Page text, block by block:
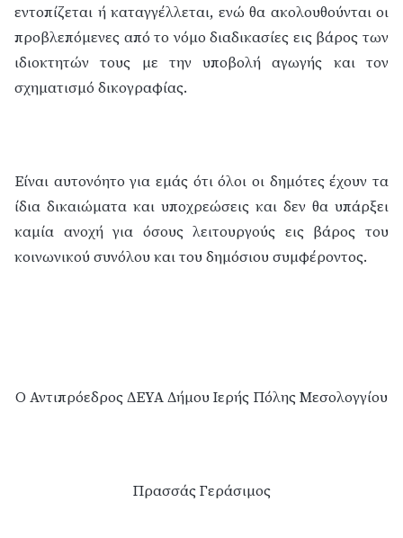
εντοπίζεται ή καταγγέλλεται, ενώ θα ακολουθούνται οι
προβλεπόμενες από το νόμο διαδικασίες εις βάρος των
ιδιοκτητών τους με την υποβολή αγωγής και τον
σχηματισμό δικογραφίας.
Είναι αυτονόητο για εμάς ότι όλοι οι δημότες έχουν τα
ίδια δικαιώματα και υποχρεώσεις και δεν θα υπάρξει
καμία ανοχή για όσους λειτουργούς εις βάρος του
κοινωνικού συνόλου και του δημόσιου συμφέροντος.
Ο Αντιπρόεδρος ΔΕΥΑ Δήμου Ιερής Πόλης Μεσολογγίου
Πρασσάς Γεράσιμος